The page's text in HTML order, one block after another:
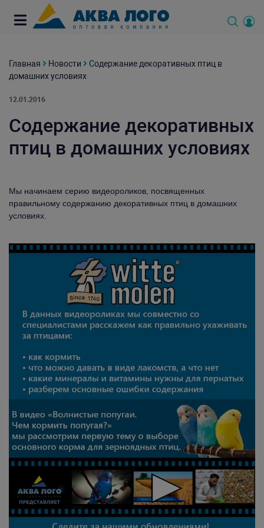
Главная Новости
Содержание декоративных птиц в
домашних условиях
12.01.2016
Содержание декоративных
птиц в домашних условиях
Мы начинаем серию видеороликов, посвященных
правильному содержанию декоративных птиц в домашних
условиях.